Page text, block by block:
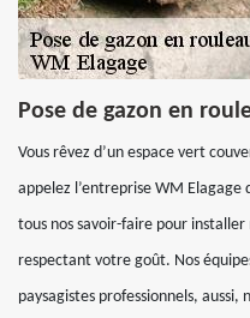
Pose de gazon en
Vous rêvez d’un espace vert
appelez l’entreprise WM Elagage
tous nos savoir-faire pour
respectant votre goût. Nos
paysagistes professionnels, aussi,